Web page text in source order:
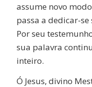
assume novo
passa a dedicar-se
Por seu
sua palavra
inteiro.
Ó Jesus, divino